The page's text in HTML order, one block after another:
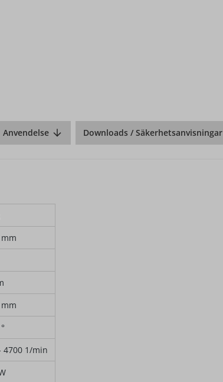
Anvendelse Downloads / Säkerhetsanvisningar
4700 1/min